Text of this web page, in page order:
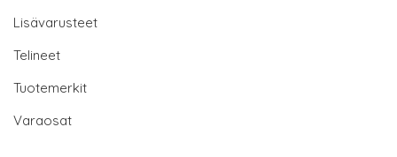
Lisävarusteet
Telineet
Tuotemerkit
Varaosat